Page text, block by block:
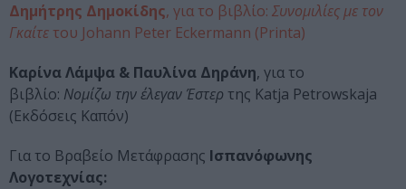
Δημήτρης Δημοκίδης, για το βιβλίο: Συνομιλίες με τον
Γκαίτε του Johann Peter Eckermann (Printa)
Καρίνα Λάμψα & Παυλίνα Δηράνη, για το
βιβλίο: Νομίζω την έλεγαν Έστερ της Katja Petrowskaja
(Εκδόσεις Καπόν)
Για το Βραβείο Μετάφρασης Ισπανόφωνης
Λογοτεχνίας: